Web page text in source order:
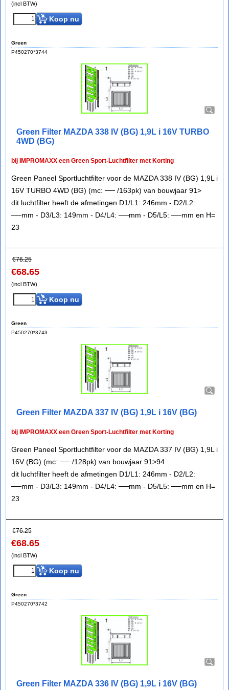
(incl BTW)
Koop nu
Green
P450270*3744
Green Filter MAZDA 338 IV (BG) 1,9L i 16V TURBO
4WD (BG)
bij IMPROMAXX een Green Sport-Luchtfilter met Korting
Green Paneel Sportluchtfilter voor de MAZDA 338 IV (BG) 1,9L i
16V TURBO 4WD (BG) (mc: ── /163pk) van bouwjaar 91>
dit luchtfilter heeft de afmetingen D1/L1: 246mm - D2/L2:
──mm - D3/L3: 149mm - D4/L4: ──mm - D5/L5: ──mm en H=
23
€76.25
€68.65
(incl BTW)
Koop nu
Green
P450270*3743
Green Filter MAZDA 337 IV (BG) 1,9L i 16V (BG)
bij IMPROMAXX een Green Sport-Luchtfilter met Korting
Green Paneel Sportluchtfilter voor de MAZDA 337 IV (BG) 1,9L i
16V (BG) (mc: ── /128pk) van bouwjaar 91>94
dit luchtfilter heeft de afmetingen D1/L1: 246mm - D2/L2:
──mm - D3/L3: 149mm - D4/L4: ──mm - D5/L5: ──mm en H=
23
€76.25
€68.65
(incl BTW)
Koop nu
Green
P450270*3742
Green Filter MAZDA 336 IV (BG) 1,9L i 16V (BG)